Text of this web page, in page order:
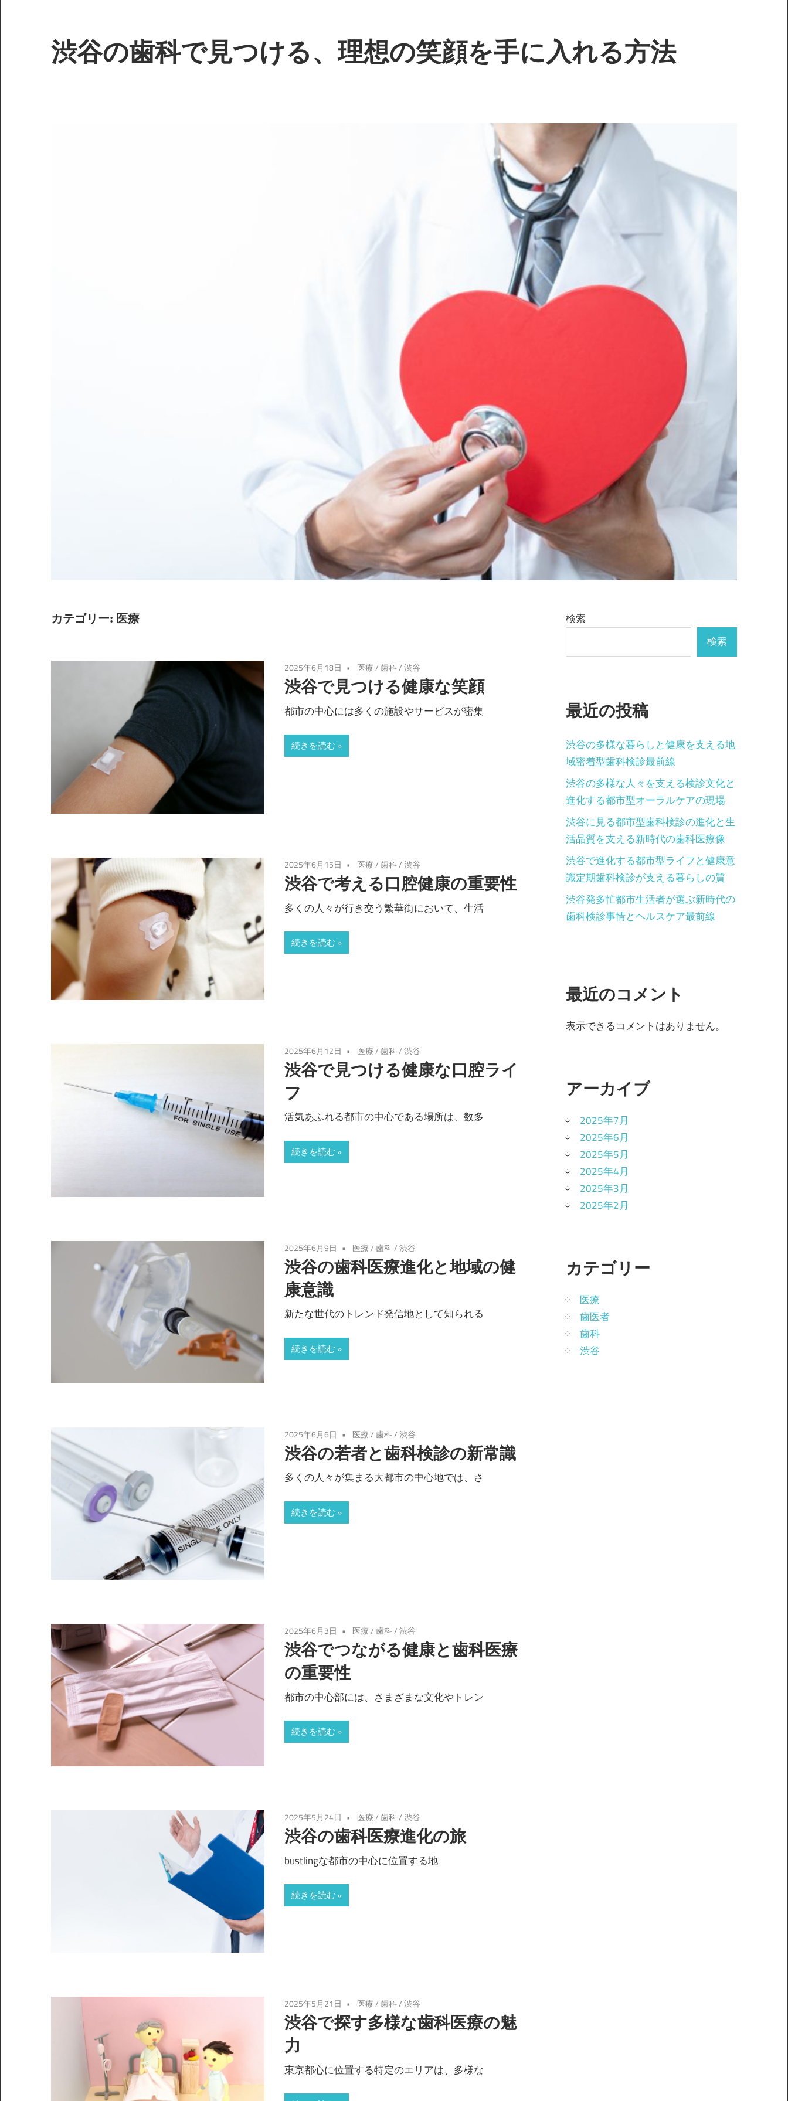
テ
ン
渋谷の歯科で見つける、理想の笑顔を手に入れる方法
カテゴリー: 医療
2025年6月18日 医療/歯科/渋谷
渋谷で見つける健康な笑顔
都市の中心には多くの施設やサービスが密集
続きを読む
2025年6月15日 医療/歯科/渋谷
渋谷で考える口腔健康の重要性
多くの人々が行き交う繁華街において、生活
続きを読む
2025年6月12日 医療/歯科/渋谷
渋谷で見つける健康な口腔ライ
フ
活気あふれる都市の中心である場所は、数多
続きを読む
2025年6月9日 医療/歯科/渋谷
渋谷の歯科医療進化と地域の健
康意識
新たな世代のトレンド発信地として知られる
続きを読む
2025年6月6日 医療/歯科/渋谷
渋谷の若者と歯科検診の新常識
多くの人々が集まる大都市の中心地では、さ
続きを読む
2025年6月3日 医療/歯科/渋谷
渋谷でつながる健康と歯科医療
の重要性
都市の中心部には、さまざまな文化やトレン
続きを読む
2025年5月24日 医療/歯科/渋谷
渋谷の歯科医療進化の旅
bustlingな都市の中心に位置する地
続きを読む
2025年5月21日 医療/歯科/渋谷
渋谷で探す多様な歯科医療の魅
力
東京都心に位置する特定のエリアは、多様な
検索
検索
最近の投稿
渋谷の多様な暮らしと健康を支える地
域密着型歯科検診最前線
渋谷の多様な人々を支える検診文化と
進化する都市型オーラルケアの現場
渋谷に見る都市型歯科検診の進化と生
活品質を支える新時代の歯科医療像
渋谷で進化する都市型ライフと健康意
識定期歯科検診が支える暮らしの質
渋谷発多忙都市生活者が選ぶ新時代の
歯科検診事情とヘルスケア最前線
最近のコメント
表示できるコメントはありません。
アーカイブ
2025年7月
2025年6月
2025年5月
2025年4月
2025年3月
2025年2月
カテゴリー
医療
歯医者
歯科
渋谷